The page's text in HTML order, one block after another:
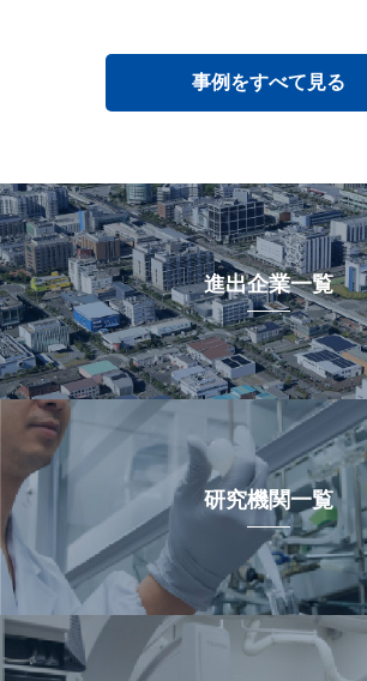
事例をすべて見る
進出企業一覧
研究機関一覧